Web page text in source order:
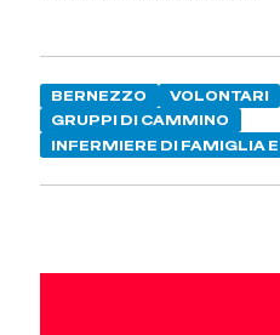
BERNEZZO VOLONTARI
GRUPPI DI CAMMINO
INFERMIERE DI FAMIGLIA